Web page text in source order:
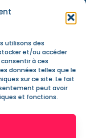
utilisons des
et/ou accéder
à ces
données telles que le
sur ce site. Le fait
peut avoir
et fonctions.